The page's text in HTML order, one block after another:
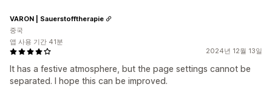
2024년 12월 13일
It has a festive atmosphere, but the page settings cannot be
separated. I hope this can be improved.
VARON | Sauerstofftherapie
중국
앱 사용 기간 41분